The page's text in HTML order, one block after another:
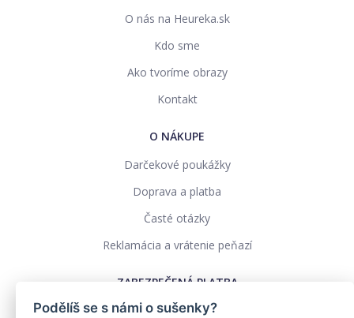
O nás na Heureka.sk
Kdo sme
Ako tvoríme obrazy
Kontakt
O NÁKUPE
Darčekové poukážky
Doprava a platba
Časté otázky
Reklamácia a vrátenie peňazí
ZABEZPEČENÁ PLATBA
Podělíš se s námi o sušenky?